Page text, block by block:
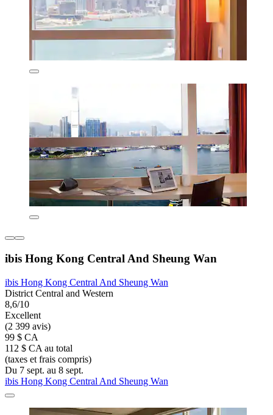
ibis Hong Kong Central And Sheung Wan
ibis Hong Kong Central And Sheung Wan
District Central and Western
8,6/10
Excellent
(2 399 avis)
99 $ CA
112 $ CA au total
(taxes et frais compris)
Du 7 sept. au 8 sept.
ibis Hong Kong Central And Sheung Wan